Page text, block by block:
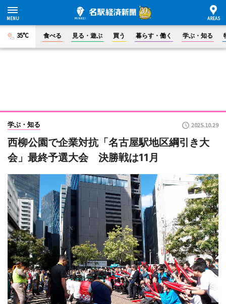
35°C 食べる 見る・遊ぶ 買う 暮らす・働く 学ぶ・知る
学ぶ・知る 2025.10.29
西柳公園で企業対抗「名古屋駅地区綱引き大
会」最終予選大会 決勝戦は11月